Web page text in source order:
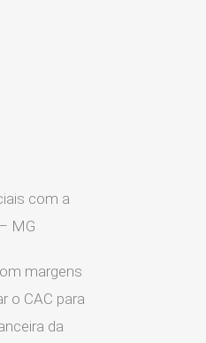
com a
MG
margens
o CAC para
da